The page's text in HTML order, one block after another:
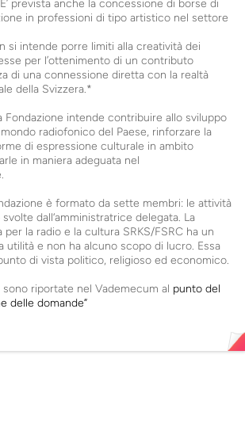
prevista anche la concessione di borse di
in professioni di tipo artistico nel settore
si intende porre limiti alla creatività dei
per l’ottenimento di un contributo
di una connessione diretta con la realtà
della Svizzera.*
Fondazione intende contribuire allo sviluppo
radiofonico del Paese, rinforzare la
di espressione culturale in ambito
in maniera adeguata nel
è formato da sette membri: le attività
dall‘amministratrice delegata. La
per la radio e la cultura SRKS/FSRCha un
utilità e non ha alcuno scopo di lucro. Essa
di vista politico, religioso ed economico.
riportate nel Vademecum al punto del
delle domande”